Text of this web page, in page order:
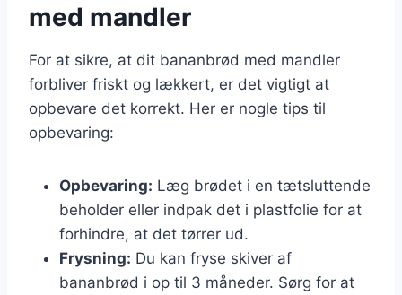
med mandler
For at sikre, at dit bananbrød med mandler
forbliver friskt og lækkert, er det vigtigt at
opbevare det korrekt. Her er nogle tips til
opbevaring:
Opbevaring: Læg brødet i en tætsluttende
beholder eller indpak det i plastfolie for at
forhindre, at det tørrer ud.
Frysning: Du kan fryse skiver af
bananbrød i op til 3 måneder. Sørg for at